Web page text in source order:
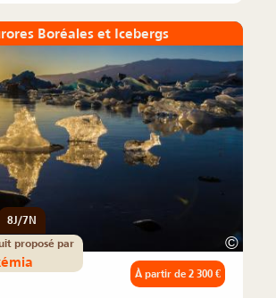
Boréales et Icebergs
©
8J/7N
proposé par
À partir de 2 300 €